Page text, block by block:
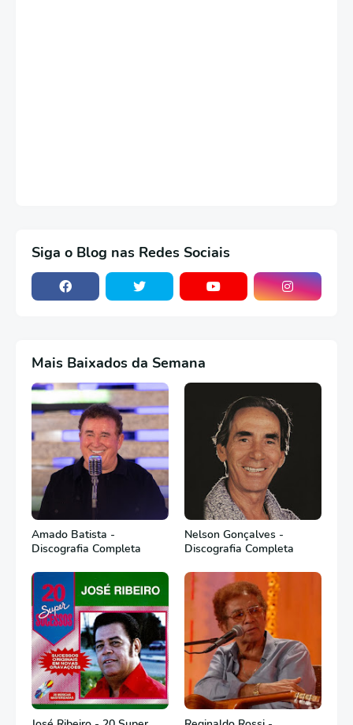
Siga o Blog nas Redes Sociais
Mais Baixados da Semana
Amado Batista -
Discografia Completa
Nelson Gonçalves -
Discografia Completa